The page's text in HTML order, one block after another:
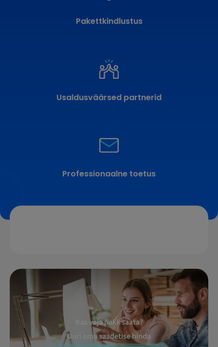
Pakettkindlustus
Usaldusväärsed partnerid
Professionaalne toetus
Kas vaja pakk saata?
Uuri oma saadetise hinda